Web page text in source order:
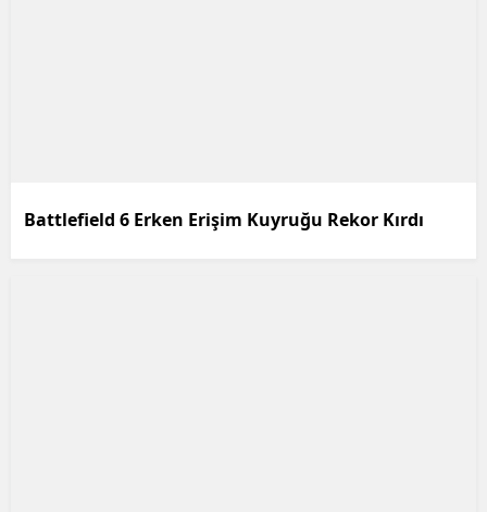
Battlefield 6 Erken Erişim Kuyruğu Rekor Kırdı